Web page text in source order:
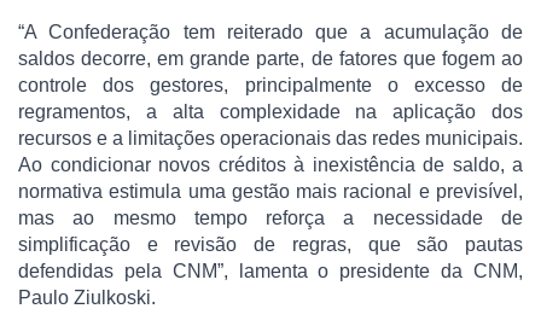
“A Confederação tem reiterado que a acumulação de
saldos decorre, em grande parte, de fatores que fogem ao
controle dos gestores, principalmente o excesso de
regramentos, a alta complexidade na aplicação dos
recursos e a limitações operacionais das redes municipais.
Ao condicionar novos créditos à inexistência de saldo, a
normativa estimula uma gestão mais racional e previsível,
mas ao mesmo tempo reforça a necessidade de
simplificação e revisão de regras, que são pautas
defendidas pela CNM”, lamenta o presidente da CNM,
Paulo Ziulkoski.